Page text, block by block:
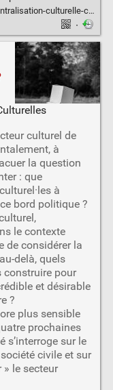
competences-brider-cooperation/
·
culturel de
à
la question
: que
à
bord politique ?
le contexte
de considérer la
delà, quels
pour
et désirable
?
plus sensible
prochaines
s’interroge sur le
civile et sur
» le secteur